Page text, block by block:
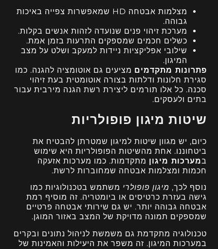
מצלמות אבטחה HD שמאפשרות צפייה באיכות
גבוהה.
מערכת זיהוי פנים שנועדה לזהות אנשים בקלות.
כשלים חכמים שמספקים התרעות בזמן אמת.
שילובי אפליקציות ניידות למעקב ושלט על מצב
המיגון.
פתרונות מתקדמים מציעים גם אוטומציה להגנה. כמו
סגירת חלונות ודלתות בצורה אוטומטית בעת זיהוי
סכנה. כל אלו תורמים ליצירת רשת הגנה מירבית עבור
בתים ולעסקים.
שיטות מיגון פופולריות
כיום, יש מגוון שיטות למיגון שמטרתן להבטיח את
ביטחוננו. אחת מהשיטות הפופולריות היא שימוש
במערכות מיגון מתקדמות. כמו מערכות אזעקה
חכמות ומצלמות אבטחה שמחוברות לרשת.
נוסף לכך, מיגון פופולרי משתמש בטכנולוגיות כמו
גישה בעזרת כרטיסים או ביומטריה. זה מוסיף רמת
אבטחה גבוהה יותר. יש גם שירותי אבטחה פרטיים
שמספקים תמונה מדויקת של המצב באזור המוגן.
טכנולוגיה מתקדמת גם משמשת לניהול נתונים ובקרים
במערכות המיגון. זה משפר את היעילות והאמינות של